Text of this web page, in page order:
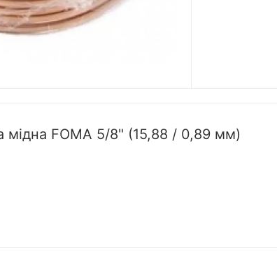
мідна FOMA 5/8" (15,88 / 0,89 мм)